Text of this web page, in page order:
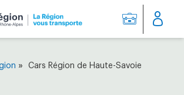
» Cars Région de Haute-Savoie